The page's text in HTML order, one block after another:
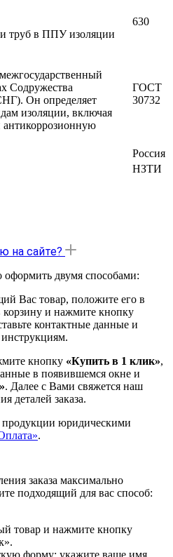
труб в ППУ изоляции
630
Содружества
Он определяет
изоляции, включая
антикоррозионную
ГОСТ
30732
Россия
НЗТИ
на сайте?
двумя способами:
Вас товар, положите его в
корзину и нажмите кнопку
контактные данные и
кнопку «Купить в 1 клик»,
в появившемся окне и
. Далее с Вами свяжется наш
деталей заказа.
продукции юридическими
.
заказа максимально
подходящий для вас способ:
товар и нажмите кнопку
форму: укажите ваше имя,